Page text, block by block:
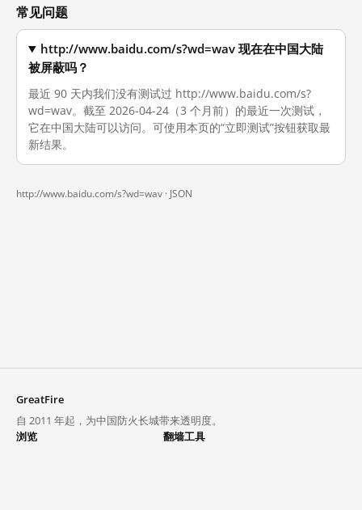
常见问题
http://www.baidu.com/s?wd=wav 现在在中国大陆
被屏蔽吗？
最近 90 天内我们没有测试过 http://www.baidu.com/s?
wd=wav。截至 2026-04-24（3 个月前）的最近一次测试，
它在中国大陆可以访问。可使用本页的“立即测试”按钮获取最
新结果。
http://www.baidu.com/s?wd=wav · JSON
GreatFire
自 2011 年起，为中国防火长城带来透明度。
浏览
翻墙工具